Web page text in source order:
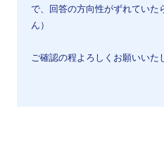
で、回答の方向性がずれていた
ん）
ご確認の程よろしくお願いいた